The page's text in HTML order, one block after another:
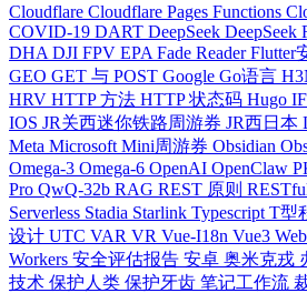
Cloudflare Cloudflare Pages Functions
COVID-19 DART DeepSeek DeepSeek
DHA DJI FPV EPA Fade ReaderFlutter
GEO GET 与 POST Google Go语言
HRV HTTP 方法 HTTP 状态码 Hugo
IOS JR关西迷你铁路周游券 JR西日本
Meta Microsoft Mini周游券 Obsidian
Omega-3 Omega-6 OpenAI OpenClaw
Pro QwQ-32b RAG REST 原则
Serverless Stadia Starlink Typescript T型
设计 UTC VAR VR Vue-I18n Vue3
Workers 安全评估报告 安卓 奥米克戎
技术 保护人类 保护牙齿 笔记工作流